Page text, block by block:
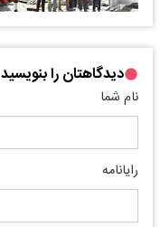
دیدگاهتان را بنویسید
نام شما
رایانامه